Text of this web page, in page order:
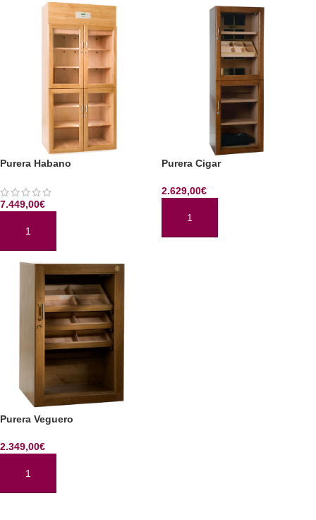
Purera Habano
7.449,00€
AÑADIR AL CARRITO
Purera Cigar
2.629,00€
AÑADIR AL CARRITO
Purera Veguero
2.349,00€
AÑADIR AL CARRITO